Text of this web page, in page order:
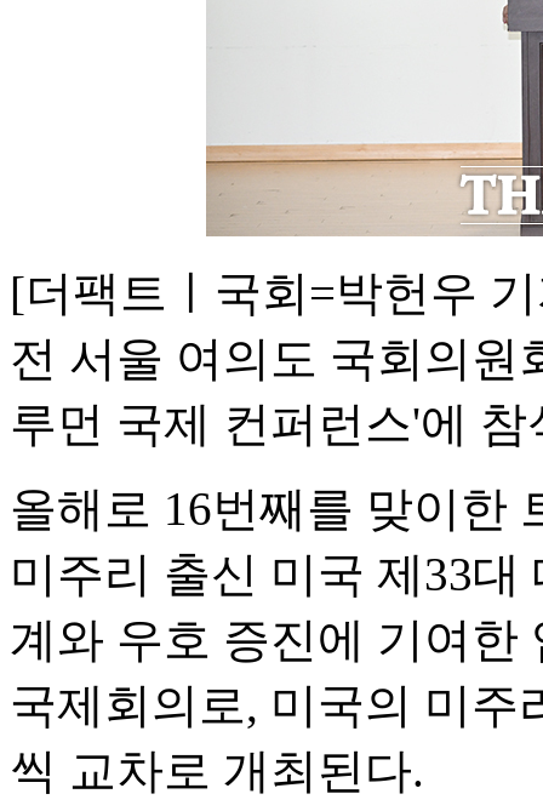
[더팩트ㅣ국회=박헌우
전 서울 여의도 국회의원
루먼 국제 컨퍼런스'에
올해로 16번째를 맞이한
미주리 출신 미국 제33
계와 우호 증진에 기여한
국제회의로, 미국의 미주
씩 교차로 개최된다.